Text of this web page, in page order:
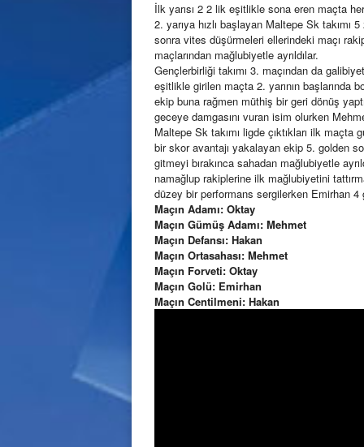
İlk yarısı 2 2 lik eşitlikle sona eren maçta
2. yarıya hızlı başlayan Maltepe Sk takımı
sonra vites düşürmeleri ellerindeki maçı
maçlarından mağlubiyetle ayrıldılar.
Gençlerbirliği takımı 3. maçından da
eşitlikle girilen maçta 2. yarının başlarında
ekip buna rağmen müthiş bir geri dönüş
geceye damgasını vuran isim olurken
Maltepe Sk takımı ligde çıktıkları ilk
bir skor avantajı yakalayan ekip 5. golden
gitmeyi bırakınca sahadan mağlubiyetle
namağlup rakiplerine ilk mağlubiyetini
düzey bir performans sergilerken Emirhan 4
Maçın Adamı: Oktay
Maçın Gümüş Adamı: Mehmet
Maçın Defansı: Hakan
Maçın Ortasahası: Mehmet
Maçın Forveti: Oktay
Maçın Golü: Emirhan
Maçın Centilmeni: Hakan